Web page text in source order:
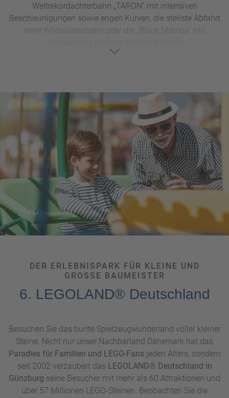
Weltrekordachterbahn „TARON“ mit intensiven
Beschleunigungen sowie engen Kurven, die steilste Abfahrt
einer Wildwasserbahn oder die „Black Mamba“ mit
Dschungellandschaft. Aber auch die vielen verschiedenen
dreiviertel aller Attraktionen benutzen. Vor allem zur kalten
Jahreszeit verwandelt sich der das Phantasialand in ein
funkelndes Lichtermeer mit Weihnachtsmarkt-Flair und
spektakulären Shows. Fahren Sie mit den Achterbahnen
durch die Dunkelheit und bestaunen Sie zum krönenden
Abschluss das beeindruckende Feuerwerk. Verschnaufen
Sie in einem der Hotels und entdecken Sie dabei die
verschiedenen Themenbereichewie den Zauber Asiens, die
Lebensfreude Afrikas oder das Abenteuer Luftfahrt. Erleben
Sie einen Aufenthalt, den Sie nie vergessen werden.
DER ERLEBNISPARK FÜR KLEINE UND
GROSSE BAUMEISTER
6. LEGOLAND® Deutschland
Besuchen Sie das bunte Spielzeugwunderland voller kleiner
Steine. Nicht nur unser Nachbarland Dänemark hat das
Paradies für Familien und LEGO-Fans jeden Alters, sondern
seit 2002 verzaubert das LEGOLAND® Deutschland in
Günzburg seine Besucher mit mehr als 60 Attraktionen und
über 57 Millionen LEGO-Steinen. Beobachten Sie die